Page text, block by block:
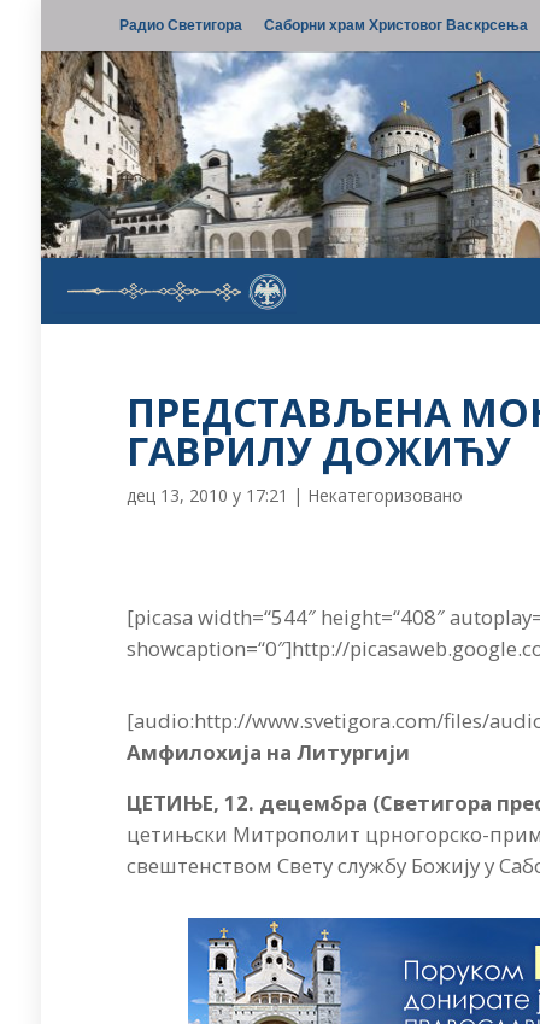
Радио Светигора Саборни храм Христовог Васкрсења
ПРЕДСТАВЉЕНА
ГАВРИЛУ ДОЖИЋУ
дец 13, 2010 у 17:21 | Некатегоризовано
[picasa width=“544″ height=“408″
showcaption=“0″]http://
[audio:http://www.svetigora.com/files/
Амфилохија на Литургији
ЦЕТИЊЕ, 12. децембра (Светигора
цетињски Митрополит црногорско-
свештенством Свету службу Божију у